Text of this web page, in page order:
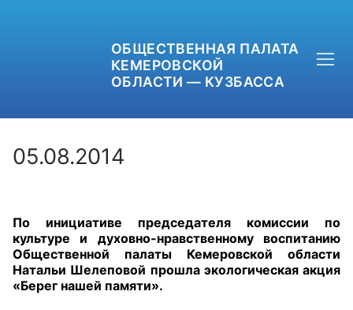
ОБЩЕСТВЕННАЯ ПАЛАТА
КЕМЕРОВСКОЙ
ОБЛАСТИ — КУЗБАССА
OPKO42@BK.RU
ОБРАТНАЯ СВЯЗЬ
05.08.2014
По инициативе председателя комиссии по
культуре и духовно-нравственному воспитанию
Общественной палаты Кемеровской области
Натальи Шелеповой прошла экологическая акция
«Берег нашей памяти».